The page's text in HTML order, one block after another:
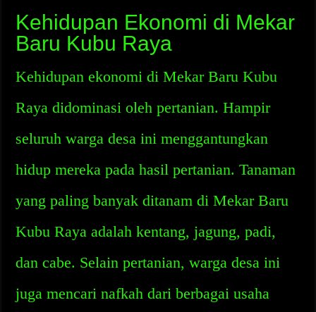
Kehidupan Ekonomi di Mekar
Baru Kubu Raya
Kehidupan ekonomi di Mekar Baru Kubu
Raya didominasi oleh pertanian. Hampir
seluruh warga desa ini menggantungkan
hidup mereka pada hasil pertanian. Tanaman
yang paling banyak ditanam di Mekar Baru
Kubu Raya adalah kentang, jagung, padi,
dan cabe. Selain pertanian, warga desa ini
juga mencari nafkah dari berbagai usaha